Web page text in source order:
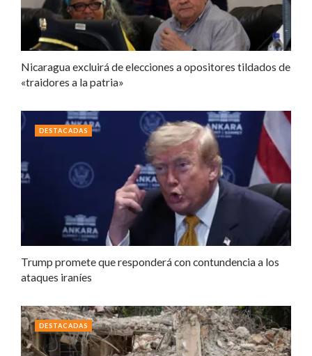
Nicaragua excluirá de elecciones a opositores tildados de
«traidores a la patria»
Trump promete que responderá con contundencia a los
ataques iraníes
DESTACADAS
DESTACADAS